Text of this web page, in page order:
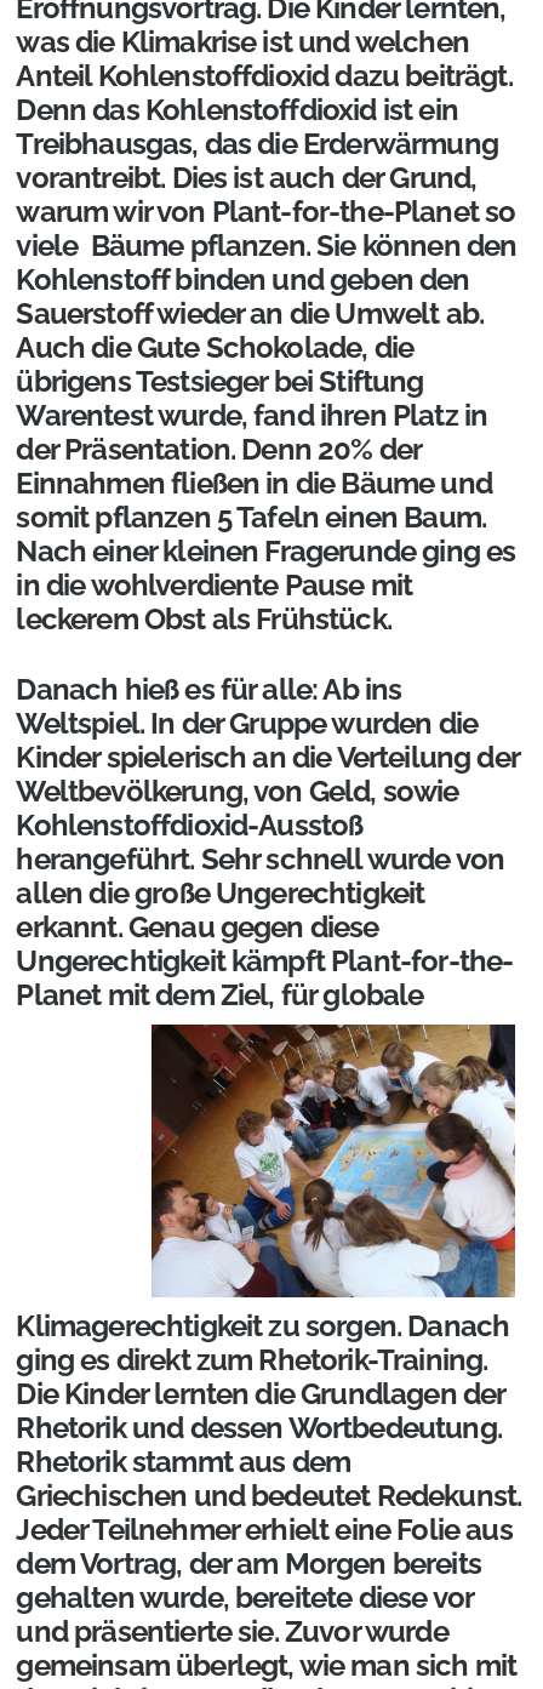
Eröffnungsvortrag. Die Kinder lernten,
was die Klimakrise ist und welchen
Anteil Kohlenstoffdioxid dazu beiträgt.
Denn das Kohlenstoffdioxid ist ein
Treibhausgas, das die Erderwärmung
vorantreibt. Dies ist auch der Grund,
warum wir von Plant-for-the-Planet so
viele Bäume pflanzen. Sie können den
Kohlenstoff binden und geben den
Sauerstoff wieder an die Umwelt ab.
Auch die Gute Schokolade, die
übrigens Testsieger bei Stiftung
Warentest wurde, fand ihren Platz in
der Präsentation. Denn 20% der
Einnahmen fließen in die Bäume und
somit pflanzen 5 Tafeln einen Baum.
Nach einer kleinen Fragerunde ging es
in die wohlverdiente Pause mit
leckerem Obst als Frühstück.
Danach hieß es für alle: Ab ins
Weltspiel. In der Gruppe wurden die
Kinder spielerisch an die Verteilung der
Weltbevölkerung, von Geld, sowie
Kohlenstoffdioxid-Ausstoß
herangeführt. Sehr schnell wurde von
allen die große Ungerechtigkeit
erkannt. Genau gegen diese
Ungerechtigkeit kämpft Plant-for-the-
Planet mit dem Ziel, für globale
Klimagerechtigkeit zu sorgen. Danach
ging es direkt zum Rhetorik-Training.
Die Kinder lernten die Grundlagen der
Rhetorik und dessen Wortbedeutung.
Rhetorik stammt aus dem
Griechischen und bedeutet Redekunst.
Jeder Teilnehmer erhielt eine Folie aus
dem Vortrag, der am Morgen bereits
gehalten wurde, bereitete diese vor
und präsentierte sie. Zuvor wurde
gemeinsam überlegt, wie man sich mit